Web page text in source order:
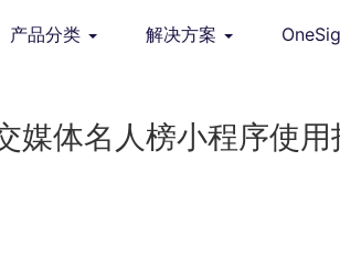
产品分类 解决方案
媒体名人榜小程序使用